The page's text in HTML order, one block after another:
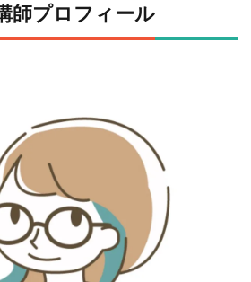
師プロフィール